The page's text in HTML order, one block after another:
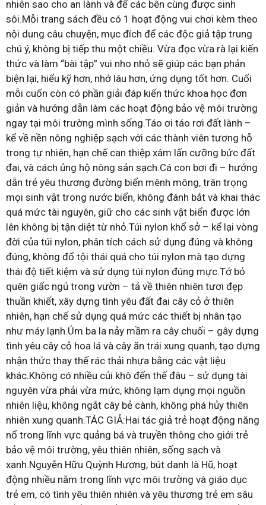
nhiên sao cho an lành và để các bên cùng được sinh
sôi.Mỗi trang sách đều có 1 hoạt động vui chơi kèm theo
nội dung câu chuyện, mục đích để các độc giả tập trung
chú ý, không bị tiếp thu một chiều. Vừa đọc vừa rà lại kiến
thức và làm “bài tập” vui nho nhỏ sẽ giúp các bạn phản
biện lại, hiểu kỹ hơn, nhớ lâu hơn, ứng dụng tốt hơn. Cuối
mỗi cuốn còn có phần giải đáp kiến thức khoa học đơn
giản và hướng dẫn làm các hoạt động bảo vệ môi trường
ngay tại môi trường mình sống.Táo ơi táo rơi đất lành –
kể về nền nông nghiệp sạch với các thành viên tương hỗ
trong tự nhiên, hạn chế can thiệp xâm lấn cưỡng bức đất
đai, và cách ủng hộ nông sản sạch.Cá con bơi đi – hướng
dẫn trẻ yêu thương đường biển mênh mông, trân trọng
mọi sinh vật trong nước biển, không đánh bắt và khai thác
quá mức tài nguyên, giữ cho các sinh vật biển được lớn
lên không bị tận diệt từ nhỏ.Túi nylon khổ sở – kể lại vòng
đời của túi nylon, phân tích cách sử dụng đúng và không
đúng, không đổ tội thái quá cho túi nylon mà tạo dựng
thái độ tiết kiệm và sử dụng túi nylon đúng mực.Tớ bỏ
quên giấc ngủ trong vườn – tả về thiên nhiên tươi đẹp
thuần khiết, xây dựng tình yêu đất đai cây cỏ ở thiên
nhiên, hạn chế sử dụng quá mức các thiết bị nhân tạo
như máy lạnh.Úm ba la nảy mầm ra cây chuối – gây dựng
tình yêu cây cỏ hoa lá và cây ăn trái xung quanh, tạo dựng
nhận thức thay thế rác thải nhựa bằng các vật liệu
khác.Không có nhiều củi khô đến thế đâu – sử dụng tài
nguyên vừa phải vừa mức, không lạm dụng mọi nguồn
nhiên liệu, không ngắt cây bẻ cành, không phá hủy thiên
nhiên xung quanh.TÁC GIẢ:Hai tác giả trẻ hoạt động năng
nổ trong lĩnh vực quảng bá và truyền thông cho giới trẻ
bảo vệ môi trường, yêu thiên nhiên, sống sạch và
xanh.Nguyễn Hữu Quỳnh Hương, bút danh là Hũ, hoạt
động nhiều năm trong lĩnh vực môi trường và giáo dục
trẻ em, có tình yêu thiên nhiên và yêu thương trẻ em sâu